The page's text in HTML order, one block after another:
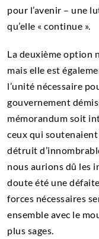
pour l’avenir – une
qu’elle « continue ».
La deuxième option
mais elle est
l’unité nécessaire
gouvernement
mémorandum soit
ceux qui
détruit
nous aurions dû les
doute été une
forces nécessaires
ensemble avec le
plus sages.